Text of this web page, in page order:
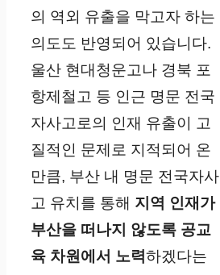
의 역외 유출을 막고자 하는
의도도 반영되어 있습니다.
울산 현대청운고나 경북 포
항제철고 등 인근 명문 전국
자사고로의 인재 유출이 고
질적인 문제로 지적되어 온
만큼, 부산 내 명문 전국자사
고 유치를 통해 지역 인재가
부산을 떠나지 않도록 공교
육 차원에서 노력하겠다는